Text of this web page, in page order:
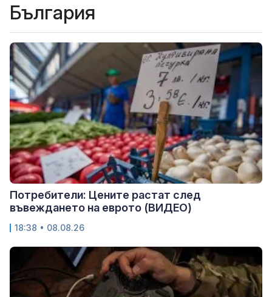
България
Потребители: Цените растат след
въвеждането на еврото (ВИДЕО)
18:38 • 08.08.26